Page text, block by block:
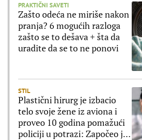
PRAKTIČNI SAVETI
Zašto odeća ne miriše nakon
pranja? 6 mogućih razloga
zašto se to dešava + šta da
uradite da se to ne ponovi
STIL
Plastični hirurg je izbacio
telo svoje žene iz aviona i
proveo 10 godina pomažući
policiji u potrazi: Započeo je